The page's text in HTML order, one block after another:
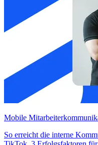
Mobile
So erreicht die interne